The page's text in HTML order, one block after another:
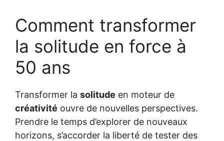
Comment transformer
la solitude en force à
50 ans
Transformer la solitude en moteur de
créativité ouvre de nouvelles perspectives.
Prendre le temps d’explorer de nouveaux
horizons, s’accorder la liberté de tester des